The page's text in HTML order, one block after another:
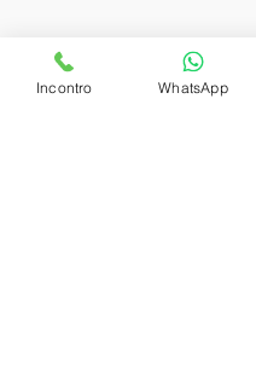
Incontro WhatsApp